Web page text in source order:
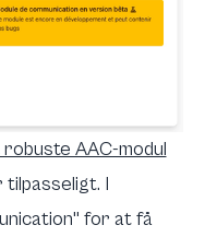
AAC-modul
tilpasseligt. I
for at få